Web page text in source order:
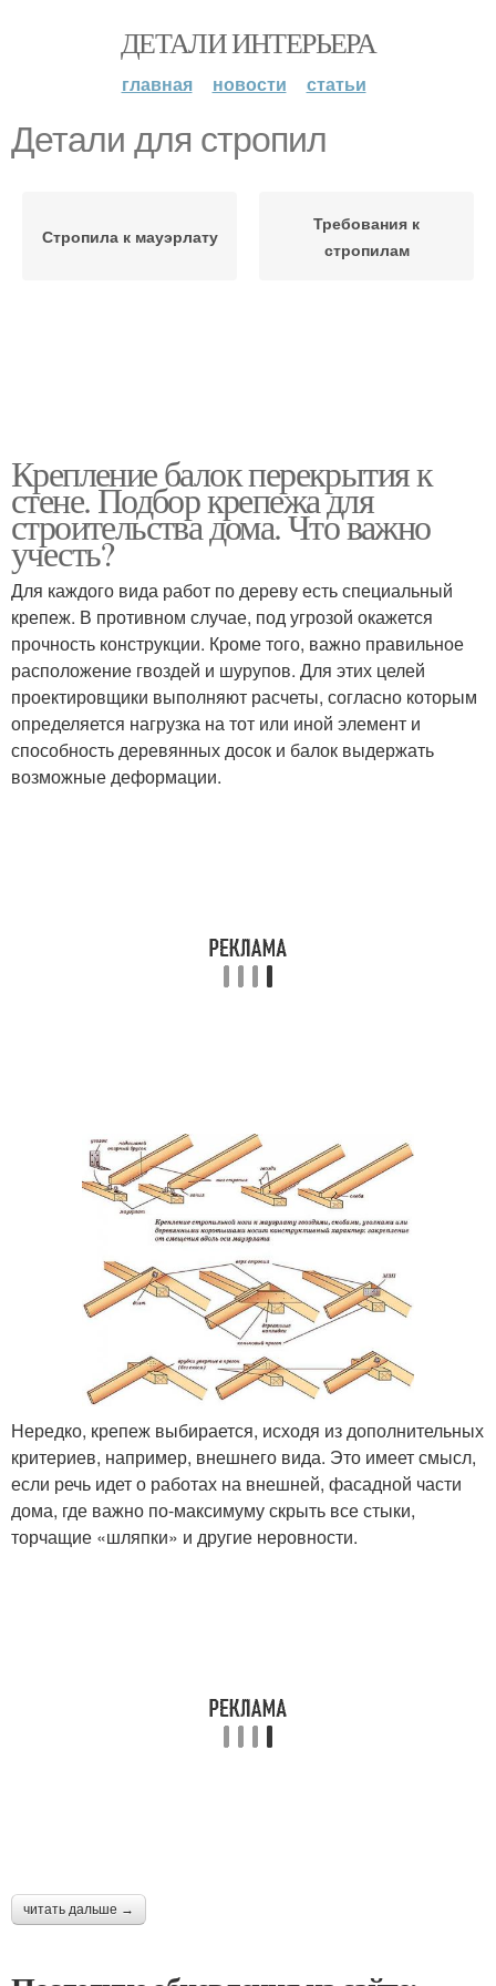
ДЕТАЛИ ИНТЕРЬЕРА
главная новости статьи
Детали для стропил
Стропила к мауэрлату
Требования к
стропилам
Крепление балок перекрытия к
стене. Подбор крепежа для
строительства дома. Что важно
учесть?
Для каждого вида работ по дереву есть специальный
крепеж. В противном случае, под угрозой окажется
прочность конструкции. Кроме того, важно правильное
расположение гвоздей и шурупов. Для этих целей
проектировщики выполняют расчеты, согласно которым
определяется нагрузка на тот или иной элемент и
способность деревянных досок и балок выдержать
возможные деформации.
Нередко, крепеж выбирается, исходя из дополнительных
критериев, например, внешнего вида. Это имеет смысл,
если речь идет о работах на внешней, фасадной части
дома, где важно по-максимуму скрыть все стыки,
торчащие «шляпки» и другие неровности.
читать дальше →